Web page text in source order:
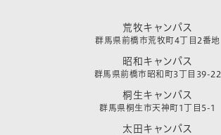
荒牧キャンパス
群馬県前橋市荒牧町4丁目2番地
昭和キャンパス
群馬県前橋市昭和町3丁目39-22
桐生キャンパス
群馬県桐生市天神町1丁目5-1
太田キャンパス